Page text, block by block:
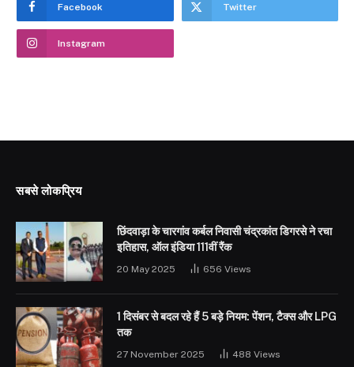
Facebook Twitter
Instagram
सबसे लोकप्रिय
छिंदवाड़ा के चारगांव कर्बल निवासी चंद्रकांत डिगरसे ने रचा
इतिहास, ऑल इंडिया 111वीं रैंक
20 May 2025 656 Views
1 दिसंबर से बदल रहे हैं 5 बड़े नियम: पेंशन, टैक्स और LPG
तक
27 November 2025 488 Views